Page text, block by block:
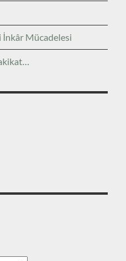
İnkâr Mücadelesi